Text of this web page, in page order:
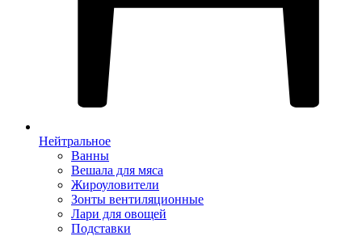
Нейтральное
Ванны
Вешала для мяса
Жироуловители
Зонты вентиляционные
Лари для овощей
Подставки